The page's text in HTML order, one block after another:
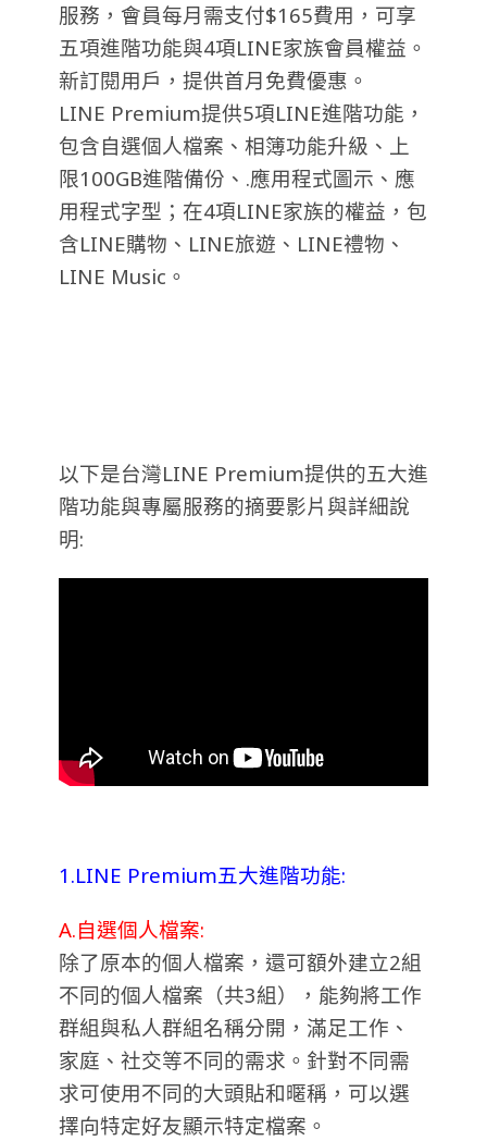
服務，會員每月需支付$165費用，可享
五項進階功能與4項LINE家族會員權益。
新訂閱用戶，提供首月免費優惠。
LINE Premium提供5項LINE進階功能，
包含自選個人檔案、相簿功能升級、上
限100GB進階備份、.應用程式圖示、應
用程式字型；在4項LINE家族的權益，包
含LINE購物、LINE旅遊、LINE禮物、
LINE Music。
以下是台灣LINE Premium提供的五大進
階功能與專屬服務的摘要影片與詳細說
明:
1.LINE Premium五大進階功能:
A.自選個人檔案:
除了原本的個人檔案，還可額外建立2組
不同的個人檔案（共3組），能夠將工作
群組與私人群組名稱分開，滿足工作、
家庭、社交等不同的需求。針對不同需
求可使用不同的大頭貼和暱稱，可以選
擇向特定好友顯示特定檔案。